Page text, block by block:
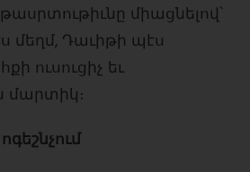
միացնելով՝
մեղմ, Դաւիթի պէս
ուսուցիչ եւ
մարտիկ։